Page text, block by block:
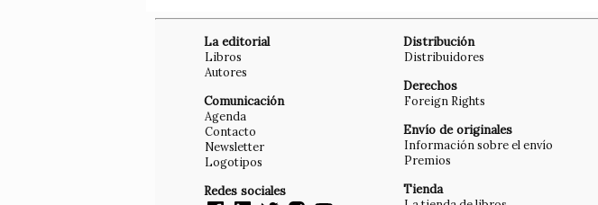
La editorial
Libros
Autores
Comunicación
Agenda
Contacto
Newsletter
Logotipos
Redes sociales
Distribución
Distribuidores
Derechos
Foreign Rights
Envío de originales
Información sobre el envío
Premios
Tienda